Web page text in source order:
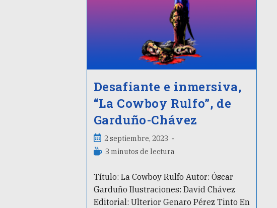
Desafiante e inmersiva,
“La Cowboy Rulfo”, de
Garduño-Chávez
2 septiembre, 2023
3 minutos de lectura
Título: La Cowboy Rulfo Autor: Óscar
Garduño Ilustraciones: David Chávez
Editorial: Ulterior Genaro Pérez Tinto En